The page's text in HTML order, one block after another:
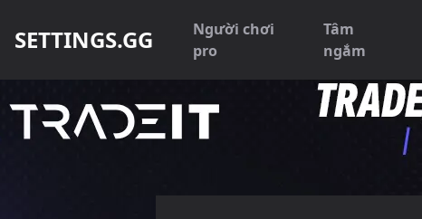
SETTINGS.GG
Người chơi
pro
Tâm
ngắm